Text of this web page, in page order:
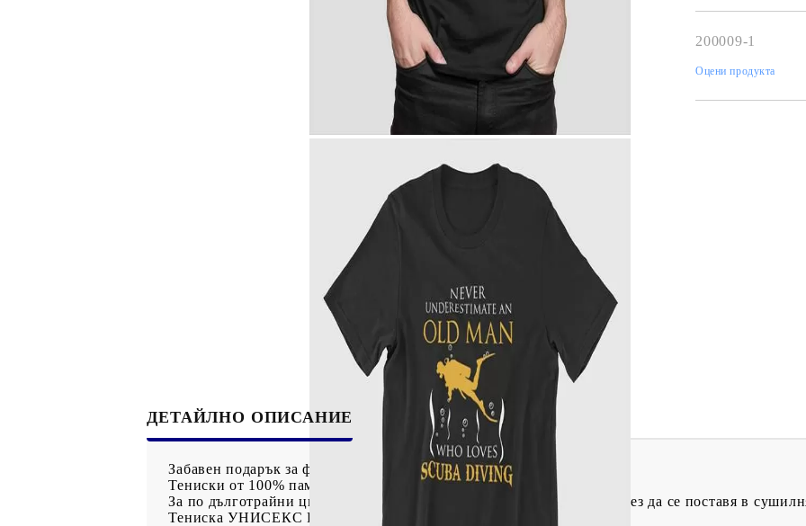
200009-1
Оцени продукта
ДЕТАЙЛНО ОПИСАНИЕ
Забавен подарък за феновете на подводните спортове!
Тениски от 100% памук.
За по дълготрайни цветове препоръчваме да се пере на 30 градуса без да се поставя в
Тениска УНИСЕКС Размери / Ширина* / Височина**